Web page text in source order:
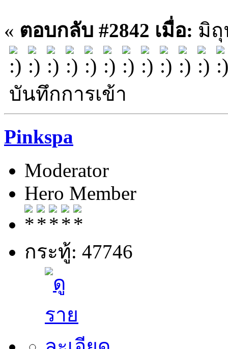
« ตอบกลับ #2842 เมื่อ: มิถุ
บันทึกการเข้า
Pinkspa
Moderator
Hero Member
กระทู้: 47746